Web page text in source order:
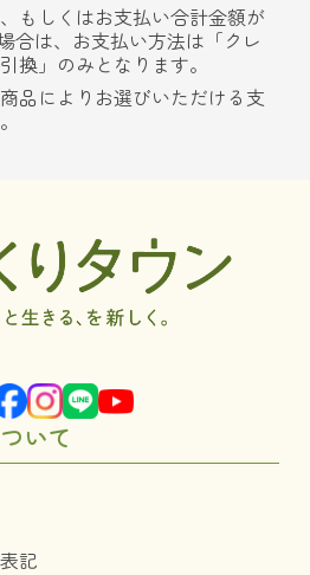
もしくはお支払い合計金額が
合は、お支払い方法は「クレ
換」のみとなります。
品によりお選びいただける支
いて
記